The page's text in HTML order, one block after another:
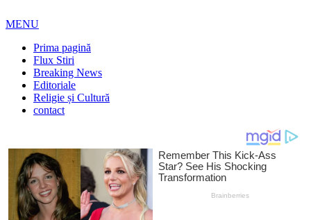
MENU
Prima pagină
Flux Stiri
Breaking News
Editoriale
Religie și Cultură
contact